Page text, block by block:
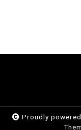
Proudly